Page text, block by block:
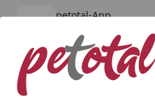
petotal-App
kostenlos - Im App Store
Alle Produkte
Mein Konto